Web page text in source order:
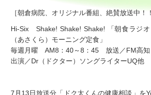
［朝倉病院、オリジナル番組、絶賛放送中！
Hi-Six Shake! Shake! Shake! 「朝食ラジ
（あさくら）モーニング定食」
毎週月曜 AM8：40～8：45 放送／FM高
出演／Dr（ドクター）ソングライターUQ他
7月13日放送分「ドク太くんの健康相談」を